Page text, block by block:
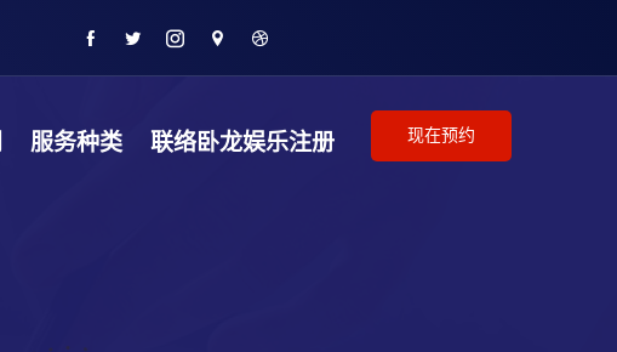
服务种类 联络卧龙娱乐注册 现在预约